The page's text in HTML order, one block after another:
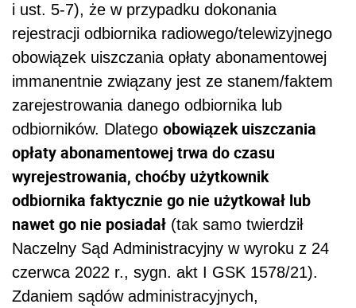
i ust. 5-7), że w przypadku dokonania
rejestracji odbiornika radiowego/telewizyjnego
obowiązek uiszczania opłaty abonamentowej
immanentnie związany jest ze stanem/faktem
zarejestrowania danego odbiornika lub
odbiorników. Dlatego obowiązek uiszczania
opłaty abonamentowej trwa do czasu
wyrejestrowania, choćby użytkownik
odbiornika faktycznie go nie użytkował lub
nawet go nie posiadał (tak samo twierdził
Naczelny Sąd Administracyjny w wyroku z 24
czerwca 2022 r., sygn. akt I GSK 1578/21).
Zdaniem sądów administracyjnych,